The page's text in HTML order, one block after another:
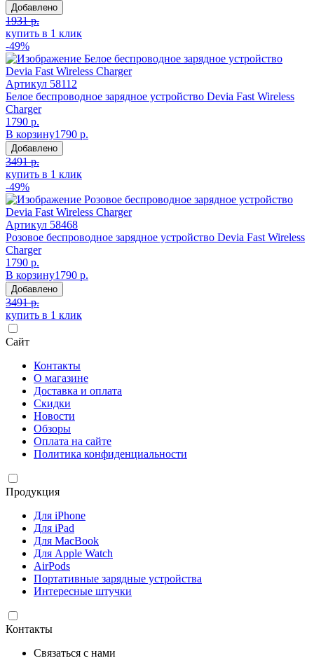
Добавлено
1931 р.
купить в 1 клик
-49%
Артикул 58112
Белое беспроводное зарядное устройство Devia Fast Wireless
Charger
1790 р.
В корзину1790 р.
Добавлено
3491 р.
купить в 1 клик
-49%
Артикул 58468
Розовое беспроводное зарядное устройство Devia Fast Wireless
Charger
1790 р.
В корзину1790 р.
Добавлено
3491 р.
купить в 1 клик
Сайт
Контакты
О магазине
Доставка и оплата
Скидки
Новости
Обзоры
Оплата на сайте
Политика конфиденциальности
Продукция
Для iPhone
Для iPad
Для MacBook
Для Apple Watch
AirPods
Портативные зарядные устройства
Интересные штучки
Контакты
Связаться с нами